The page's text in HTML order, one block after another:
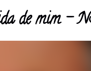
de mim -